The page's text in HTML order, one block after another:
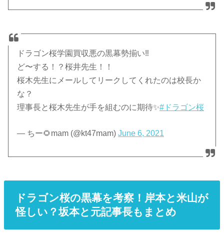
ドラゴン桜学園買収悪の黒幕勢揃い‼️
ど〜する！？桜井先生！！
桜木先生にメールしてリークしてくれたのは校長か
な？
理事長と桜木先生が手を組むのに期待✨#ドラゴン桜
— ちー🌻mam (@kt47mam)June 6, 2021
ドラゴン桜の黒幕を考察！岸本と米山が
怪しい？坂本と元記事長もまとめ